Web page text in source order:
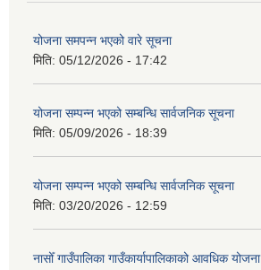
योजना समपन्न भएको वारे सूचना
मिति: 05/12/2026 - 17:42
योजना सम्पन्न भएको सम्बन्धि सार्वजनिक सूचना
मिति: 05/09/2026 - 18:39
योजना सम्पन्न भएको सम्बन्धि सार्वजनिक सूचना
मिति: 03/20/2026 - 12:59
नासोँ गाउँपालिका गाउँकार्यापालिकाको आवधिक योजना